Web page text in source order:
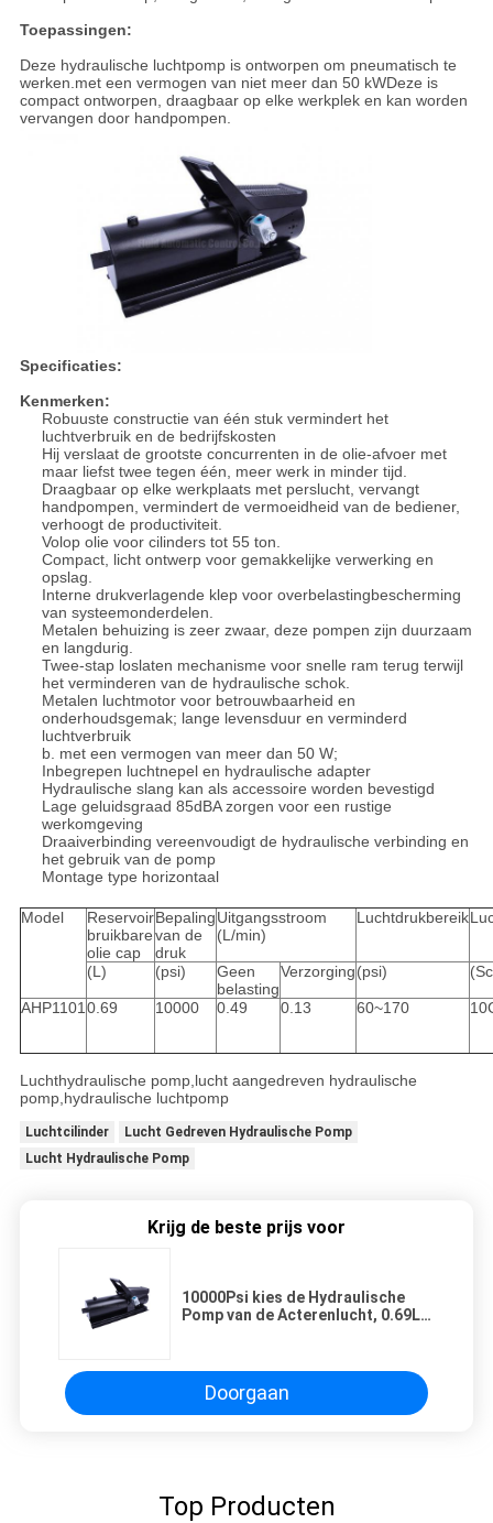
Toepassingen:
Deze hydraulische luchtpomp is ontworpen om pneumatisch te
werken.met een vermogen van niet meer dan 50 kWDeze is
compact ontworpen, draagbaar op elke werkplek en kan worden
vervangen door handpompen.
Specificaties:
Kenmerken:
Robuuste constructie van één stuk vermindert het
luchtverbruik en de bedrijfskosten
Hij verslaat de grootste concurrenten in de olie-afvoer met
maar liefst twee tegen één, meer werk in minder tijd.
Draagbaar op elke werkplaats met perslucht, vervangt
handpompen, vermindert de vermoeidheid van de bediener,
verhoogt de productiviteit.
Volop olie voor cilinders tot 55 ton.
Compact, licht ontwerp voor gemakkelijke verwerking en
opslag.
Interne drukverlagende klep voor overbelastingbescherming
van systeemonderdelen.
Metalen behuizing is zeer zwaar, deze pompen zijn duurzaam
en langdurig.
Twee-stap loslaten mechanisme voor snelle ram terug terwijl
het verminderen van de hydraulische schok.
Metalen luchtmotor voor betrouwbaarheid en
onderhoudsgemak; lange levensduur en verminderd
luchtverbruik
b. met een vermogen van meer dan 50 W;
Inbegrepen luchtnepel en hydraulische adapter
Hydraulische slang kan als accessoire worden bevestigd
Lage geluidsgraad 85dBA zorgen voor een rustige
werkomgeving
Draaiverbinding vereenvoudigt de hydraulische verbinding en
het gebruik van de pomp
Montage type horizontaal
Model
Reservoir
bruikbare
olie cap
Bepaling
van de
druk
Uitgangsstroom
(L/min)
Luchtdrukbereik
(L) (psi)
Geen
belasting
Verzorging(psi)
AHP1101 0.69 10000 0.49 0.13 60~170
Luchthydraulische pomp,lucht aangedreven hydraulische
pomp,hydraulische luchtpomp
Luchtcilinder
Lucht Gedreven Hydraulische Pomp
Lucht Hydraulische Pomp
Krijg de beste prijs voor
10000Psi kies de Hydraulische
Pomp van de Acterenlucht, 0.69L-
Hydraulische Pomp uit
Doorgaan
Top Producten